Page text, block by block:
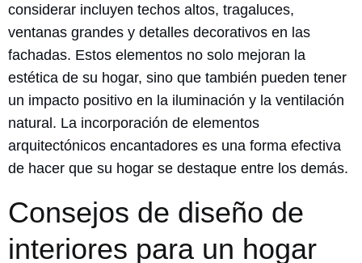
considerar incluyen techos altos, tragaluces,
ventanas grandes y detalles decorativos en las
fachadas. Estos elementos no solo mejoran la
estética de su hogar, sino que también pueden tener
un impacto positivo en la iluminación y la ventilación
natural. La incorporación de elementos
arquitectónicos encantadores es una forma efectiva
de hacer que su hogar se destaque entre los demás.
Consejos de diseño de
interiores para un hogar